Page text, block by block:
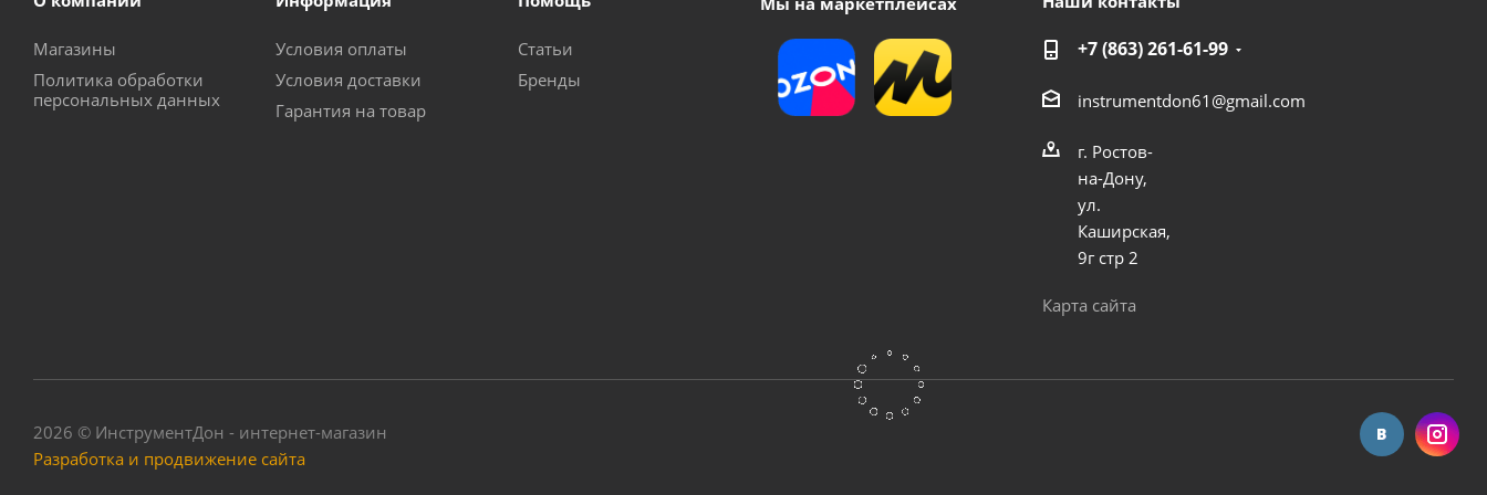
Насос дренажный Vodotok модель НДУ-400
Магазины
Политика обработки
персональных данных
Условия оплаты
Условия доставки
Гарантия на товар
Статьи
Бренды
+7 (863) 261-61-99
instrumentdon61@gmail.com
г. Ростов-
на-Дону,
ул.
Каширская,
9г стр 2
Карта сайта
2026 © ИнструментДон - интернет-магазин
Разработка и продвижение сайта